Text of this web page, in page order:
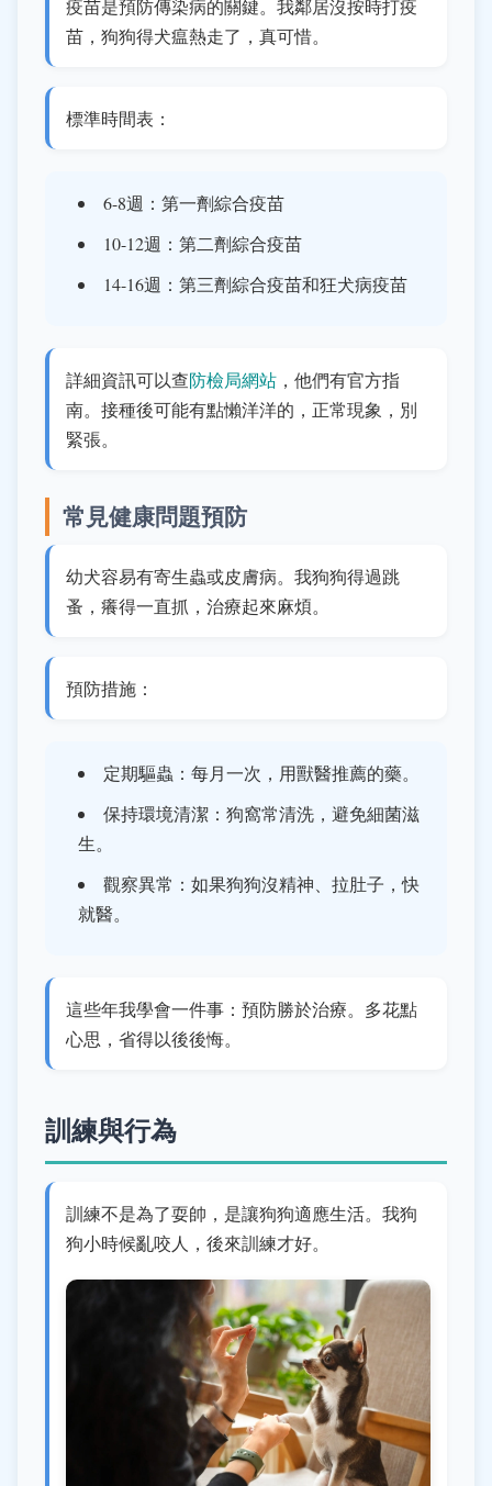
疫苗是預防傳染病的關鍵。我鄰居沒按時打疫
苗，狗狗得犬瘟熱走了，真可惜。
標準時間表：
6-8週：第一劑綜合疫苗
10-12週：第二劑綜合疫苗
14-16週：第三劑綜合疫苗和狂犬病疫苗
詳細資訊可以查防檢局網站 ，他們有官方指
南。接種後可能有點懶洋洋的，正常現象，別
緊張。
常見健康問題預防
幼犬容易有寄生蟲或皮膚病。我狗狗得過跳
蚤，癢得一直抓，治療起來麻煩。
預防措施：
定期驅蟲：每月一次，用獸醫推薦的藥。
保持環境清潔：狗窩常清洗，避免細菌滋
生。
觀察異常：如果狗狗沒精神、拉肚子，快
就醫。
這些年我學會一件事：預防勝於治療。多花點
心思，省得以後後悔。
訓練與行為
訓練不是為了耍帥，是讓狗狗適應生活。我狗
狗小時候亂咬人，後來訓練才好。